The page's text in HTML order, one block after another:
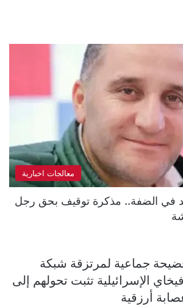
معالجات اخبارية
في الضفة.. مذكرة توقيف بحق رجل
جماعية لمرتزقة شبكة
أفيخاي الإسرائيلية تثبت تحولهم إلى
أرزقية